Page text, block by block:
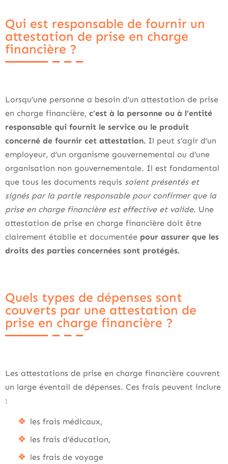
Qui est responsable de fournir un
attestation de prise en charge
financière ?
Lorsqu’une personne a besoin d’un attestation de prise
en charge financière, c’est à la personne ou à l’entité
responsable qui fournit le service ou le produit
concerné de fournir cet attestation. Il peut s’agir d’un
employeur, d’un organisme gouvernemental ou d’une
organisation non gouvernementale. Il est fondamental
que tous les documents requis soient présentés et
signés par la partie responsable pour confirmer que la
prise en charge financière est effective et valide. Une
attestation de prise en charge financière doit être
clairement établie et documentée pour assurer que les
droits des parties concernées sont protégés.
Quels types de dépenses sont
couverts par une attestation de
prise en charge financière ?
Les attestations de prise en charge financière couvrent
un large éventail de dépenses. Ces frais peuvent inclure
:
les frais médicaux,
les frais d’éducation,
les frais de voyage